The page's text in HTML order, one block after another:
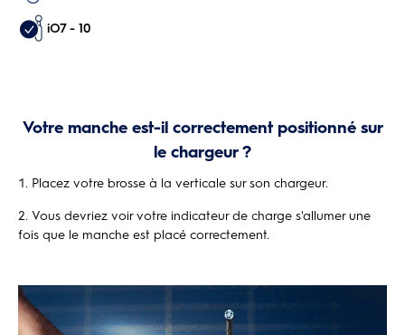
iO7 - 10
Votre manche est-il correctement positionné sur
le chargeur ?
Placez votre brosse à la verticale sur son chargeur.
Vous devriez voir votre indicateur de charge s'allumer une
fois que le manche est placé correctement.